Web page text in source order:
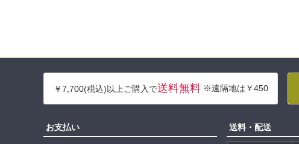
￥7,700(税込)以上ご購入で送料無料※遠隔地は￥450
お支払い 送料・配送